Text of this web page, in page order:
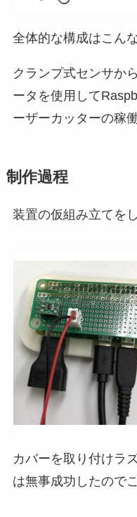
全体的な構成はこん
クランプ式センサか
ータを使用して
ーザーカッターの稼
制作過程
装置の仮組み立てを
カバーを取り付けラ
は無事成功したので